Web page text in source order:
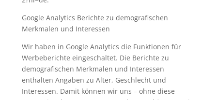
Google Analytics Berichte zu demografischen
Merkmalen und Interessen
Wir haben in Google Analytics die Funktionen für
Werbeberichte eingeschaltet. Die Berichte zu
demografischen Merkmalen und Interessen
enthalten Angaben zu Alter, Geschlecht und
Interessen. Damit können wir uns – ohne diese